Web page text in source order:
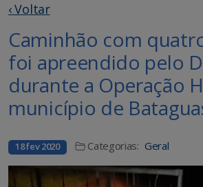
‹ Voltar
Caminhão com
foi apreendido pelo
durante a Operação
município de
18 fev 2020 Categorias: Geral